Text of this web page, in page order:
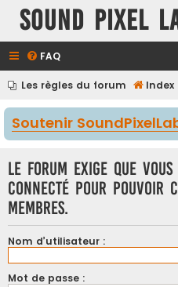
Sound Pixel
FAQ
Les règles du forum
Soutenir
Le forum exige que
connecté pour pouvoir
membres.
Nom d’utilisateur :
Mot de passe :